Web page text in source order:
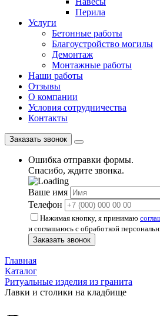
Перила
Услуги
Бетонные работы
Благоустройство могилы
Демонтаж
Монтажные работы
Наши работы
Отзывы
О компании
Условия сотрудничества
Контакты
Заказать звонок
Ошибка отправки формы.
Спасибо, ждите звонка.
Ваше имя
Телефон
Нажимая кнопку, я принимаю
и соглашаюсь с обработкой
Заказать звонок
Главная
Каталог
Ритуальные изделия из гранита
Лавки и столики на кладбище